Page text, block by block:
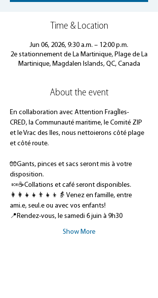
Time & Location
Jun 06, 2026, 9:30 a.m. – 12:00 p.m.
2e stationnement de La Martinique, Plage de La
Martinique, Magdalen Islands, QC, Canada
About the event
En collaboration avec Attention FragÎles-
CRED, la Communauté maritime, le Comité ZIP
et le Vrac des Iles, nous nettoierons côté plage
et côté route.
🧤Gants, pinces et sacs seront mis à votre
disposition.
🍬☕Collations et café seront disponibles.
👩‍👩‍👧‍👧👨‍👧‍👦👵 Venez en famille, entre
ami.e, seul.e ou avec vos enfants!
📍Rendez-vous, le samedi 6 juin à 9h30
Show More